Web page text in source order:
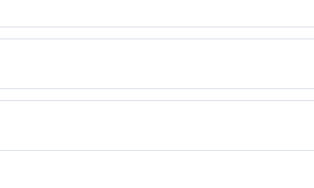
% RWS*
która pozwala na odmierzenie właściwej dawki.
zabezpieczający, a następnie nakręcić pompkę dozującą.